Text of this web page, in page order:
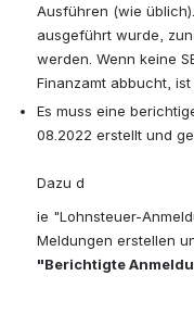
Ausführen (wie
ausgeführt wurde,
werden. Wenn keine
Finanzamt abbucht,
Es muss eine
08.2022 erstellt und
Dazu d
ie "Lohnsteuer-
Meldungen erstellen
"Berichtigte